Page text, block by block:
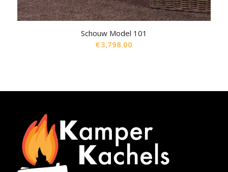
Schouw Model 101
€3,798.00